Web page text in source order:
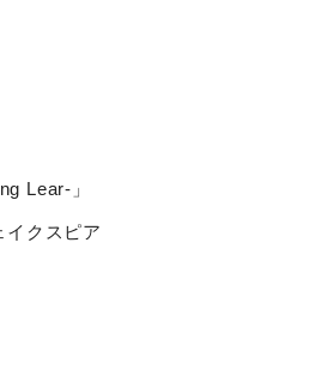
Lear- 」
イクスピア